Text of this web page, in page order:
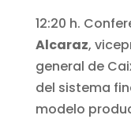
12:20 h.
Alcaraz,
general de
del sistema
modelo